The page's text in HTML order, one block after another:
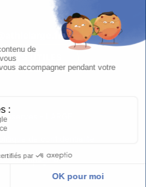
UTILES
- LARGE
Commpagnie